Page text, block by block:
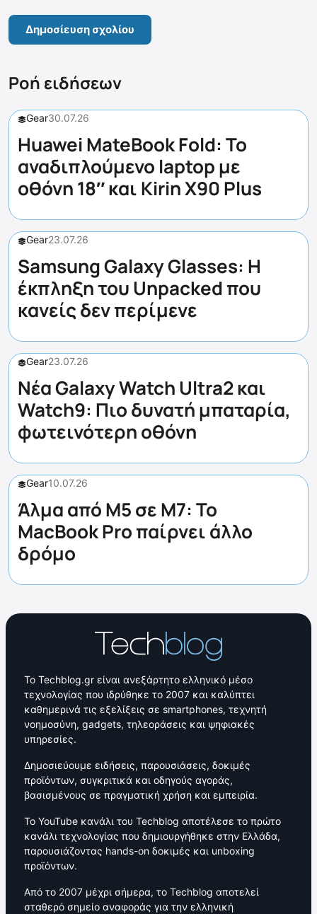
Ροή ειδήσεων
Gear30.07.26
Huawei MateBook Fold: Το
αναδιπλούμενο laptop με
οθόνη 18″ και Kirin X90 Plus
Gear23.07.26
Samsung Galaxy Glasses: Η
έκπληξη του Unpacked που
κανείς δεν περίμενε
Gear23.07.26
Νέα Galaxy Watch Ultra2 και
Watch9: Πιο δυνατή μπαταρία,
φωτεινότερη οθόνη
Gear10.07.26
Άλμα από M5 σε M7: Το
MacBook Pro παίρνει άλλο
δρόμο
Το Techblog.gr είναι ανεξάρτητο ελληνικό μέσο
τεχνολογίας που ιδρύθηκε το 2007 και καλύπτει
καθημερινά τις εξελίξεις σε smartphones, τεχνητή
νοημοσύνη, gadgets, τηλεοράσεις και ψηφιακές
υπηρεσίες.
Δημοσιεύουμε ειδήσεις, παρουσιάσεις, δοκιμές
προϊόντων, συγκριτικά και οδηγούς αγοράς,
βασισμένους σε πραγματική χρήση και εμπειρία.
Το YouTube κανάλι του Techblog αποτέλεσε το πρώτο
κανάλι τεχνολογίας που δημιουργήθηκε στην Ελλάδα,
παρουσιάζοντας hands-on δοκιμές και unboxing
προϊόντων.
Από το 2007 μέχρι σήμερα, το Techblog αποτελεί
σταθερό σημείο αναφοράς για την ελληνική